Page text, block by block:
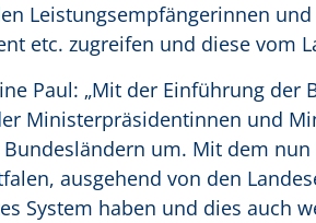
Leistungsempfängerinnen
etc. zugreifen und diese vom
Paul: „Mit der Einführung der
Ministerpräsidentinnen und
um. Mit dem
ausgehend von den
System haben und dies auch